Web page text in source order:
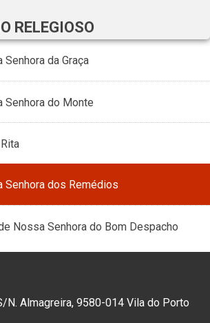
RELEGIOSO
da Graça
Senhora do Monte
Senhora dos Remédios
Nossa Senhora do Bom Despacho
N. Almagreira, 9580-014 Vila do Porto